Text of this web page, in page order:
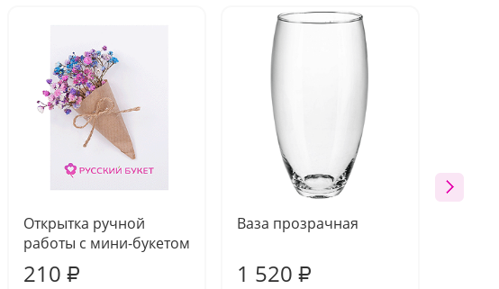
Открытка ручной
работы с мини-букетом
210 ₽
Ваза прозрачная
1 520 ₽